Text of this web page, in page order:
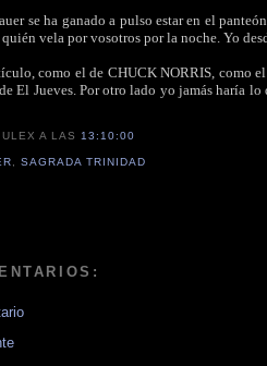
se ha ganado a pulso estar en el
vela por vosotros por la noche. Yo
como el de CHUCK NORRIS, como
El Jueves. Por otro lado yo jamás haría lo
ULEXA LAS13:10:00
,SAGRADA TRINIDAD